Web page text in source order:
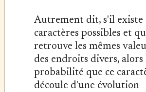
Autrement dit, s'il existe
caractères possibles et
retrouve les mêmes
des endroits divers, alors
probabilité que ce
découle d'une évolution